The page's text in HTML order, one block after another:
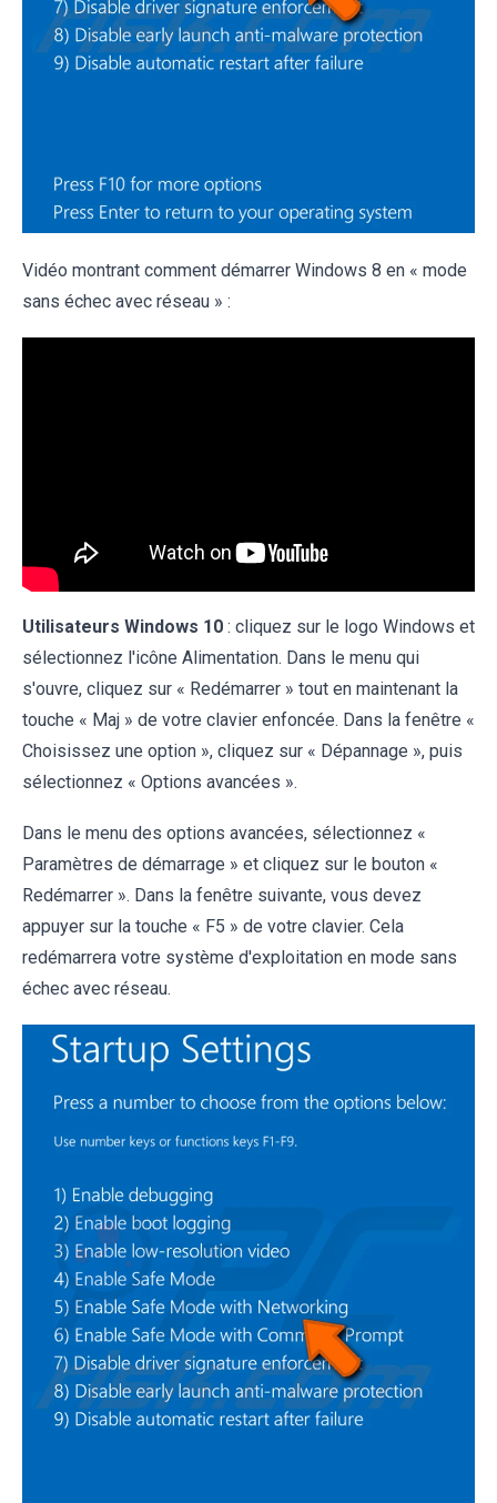
Vidéo montrant comment démarrer Windows 8 en « mode
sans échec avec réseau » :
Utilisateurs Windows 10 : cliquez sur le logo Windows et
sélectionnez l'icône Alimentation. Dans le menu qui
s'ouvre, cliquez sur « Redémarrer » tout en maintenant la
touche « Maj » de votre clavier enfoncée. Dans la fenêtre «
Choisissez une option », cliquez sur « Dépannage », puis
sélectionnez « Options avancées ».
Dans le menu des options avancées, sélectionnez «
Paramètres de démarrage » et cliquez sur le bouton «
Redémarrer ». Dans la fenêtre suivante, vous devez
appuyer sur la touche « F5 » de votre clavier. Cela
redémarrera votre système d'exploitation en mode sans
échec avec réseau.